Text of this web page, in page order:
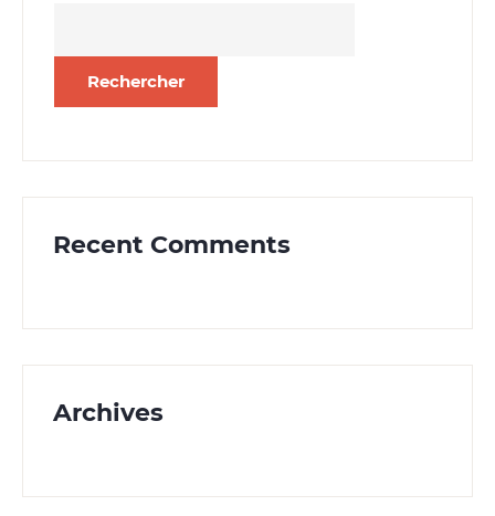
Recent Comments
Archives